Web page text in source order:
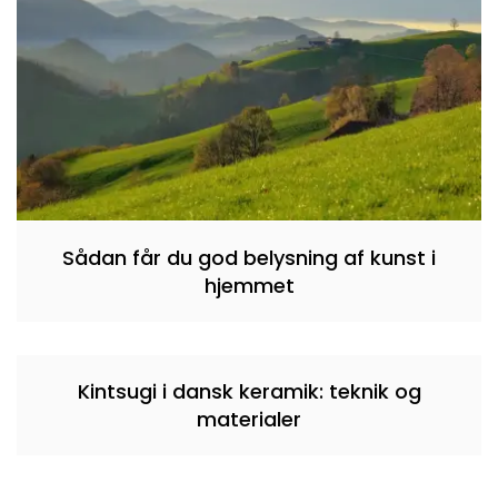
Sådan får du god belysning af kunst i
hjemmet
Kintsugi i dansk keramik: teknik og
materialer